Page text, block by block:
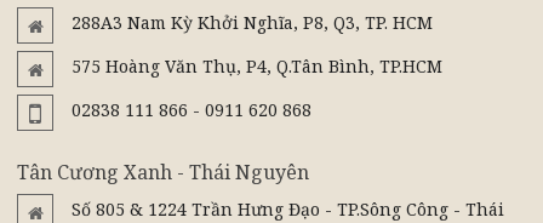
288A3 Nam Kỳ Khởi Nghĩa, P8, Q3, TP. HCM
575 Hoàng Văn Thụ, P4, Q.Tân Bình, TP.HCM
02838 111 866 - 0911 620 868
Tân Cương Xanh - Thái Nguyên
Số 805 & 1224 Trần Hưng Đạo - TP.Sông Công - Thái